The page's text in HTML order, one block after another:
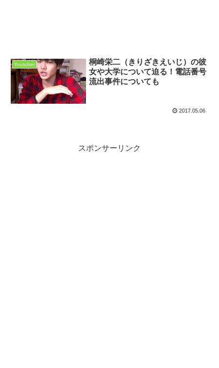
Youtuber
桐崎栄二（きりざきえいじ）の彼
女や大学について迫る！電話番号
流出事件についても
2017.05.06
スポンサーリンク